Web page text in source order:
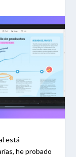
está
he probado